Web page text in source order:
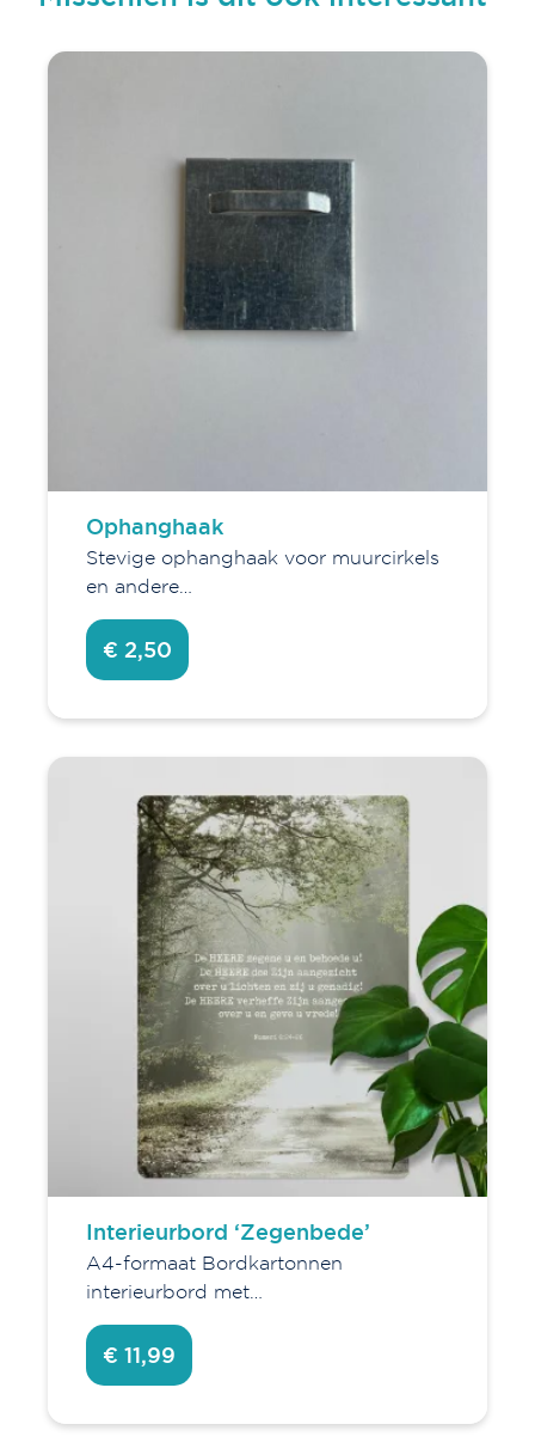
Ophanghaak
Stevige ophanghaak voor muurcirkels
en andere…
€ 2,50
Interieurbord ‘Zegenbede’
A4-formaat Bordkartonnen
interieurbord met…
€ 11,99